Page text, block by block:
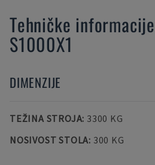
Tehničke informacije
S1000X1
DIMENZIJE
TEŽINA STROJA: 3300 KG
NOSIVOST STOLA: 300 KG